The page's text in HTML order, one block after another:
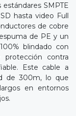
SMPTE
hasta video Full
de cobre
de PE y un
blindado con
contra
Este cable a
de 300m, lo que
en entornos